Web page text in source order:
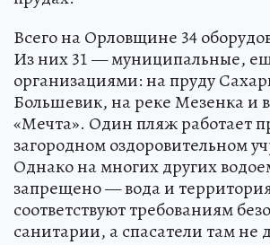
Всего на Орловщине 34
Из них 31 — муниципальные,
организациями: на пруду
Большевик, на реке Мезенка и
«Мечта». Один пляж работает
загородном оздоровительном
Однако на многих других
запрещено — вода и
соответствуют требованиям
санитарии, а спасатели там не